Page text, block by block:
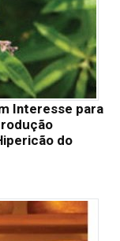
Interesse para
do